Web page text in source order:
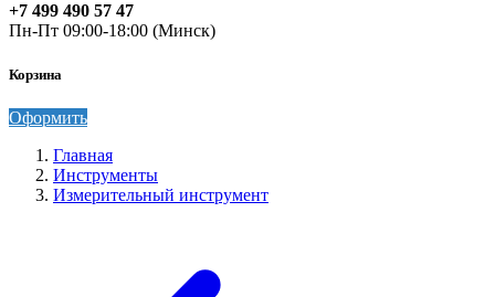
+7 499 490 57 47
Пн-Пт 09:00-18:00 (Минск)
Корзина
Оформить
Главная
Инструменты
Измерительный инструмент